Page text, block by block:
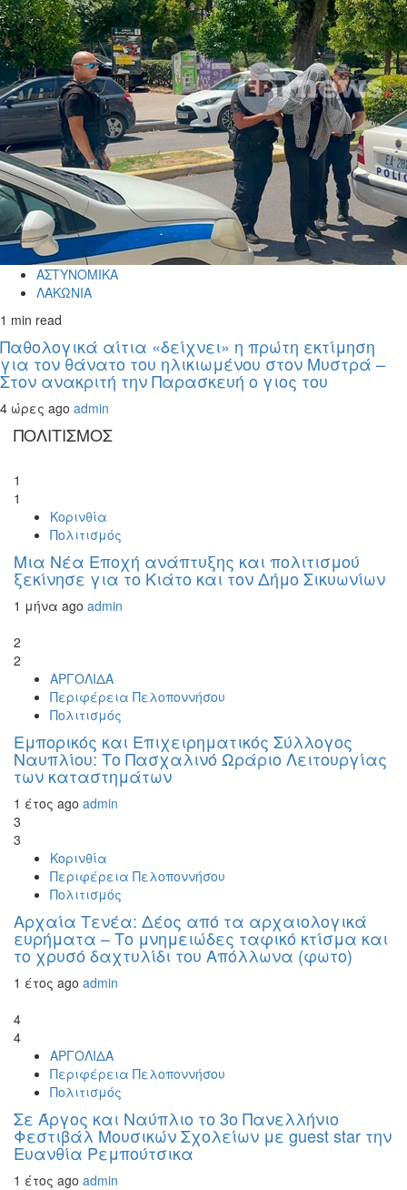
ΑΣΤΥΝΟΜΙΚΑ
ΛΑΚΩΝΙΑ
1 min read
Παθολογικά αίτια «δείχνει» η πρώτη εκτίμηση
για τον θάνατο του ηλικιωμένου στον Μυστρά –
Στον ανακριτή την Παρασκευή ο γιος του
4 ώρες ago admin
ΠΟΛΙΤΙΣΜΟΣ
1
1
Κορινθία
Πολιτισμός
Μια Νέα Εποχή ανάπτυξης και πολιτισμού
ξεκίνησε για το Κιάτο και τον Δήμο Σικυωνίων
1 μήνα ago admin
2
2
ΑΡΓΟΛΙΔΑ
Περιφέρεια Πελοποννήσου
Πολιτισμός
Εμπορικός και Επιχειρηματικός Σύλλογος
Ναυπλίου: Το Πασχαλινό Ωράριο Λειτουργίας
των καταστημάτων
1 έτος ago admin
3
3
Κορινθία
Περιφέρεια Πελοποννήσου
Πολιτισμός
Αρχαία Τενέα: Δέος από τα αρχαιολογικά
ευρήματα – Το μνημειώδες ταφικό κτίσμα και
το χρυσό δαχτυλίδι του Απόλλωνα (φωτο)
1 έτος ago admin
4
4
ΑΡΓΟΛΙΔΑ
Περιφέρεια Πελοποννήσου
Πολιτισμός
Σε Άργος και Ναύπλιο το 3ο Πανελλήνιο
Φεστιβάλ Μουσικών Σχολείων με guest star την
Ευανθία Ρεμπούτσικα
1 έτος ago admin